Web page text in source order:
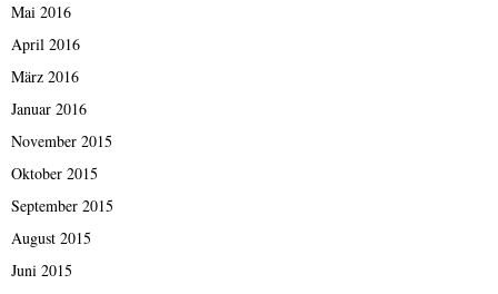
Mai 2016
April 2016
März 2016
Januar 2016
November 2015
Oktober 2015
September 2015
August 2015
Juni 2015